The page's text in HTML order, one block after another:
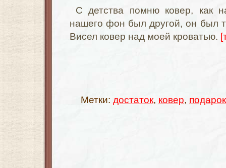
С детства помню ковер, как
нашего фон был другой, он был
Висел ковер над моей кроватью.
Метки: достаток, ковер, подарок